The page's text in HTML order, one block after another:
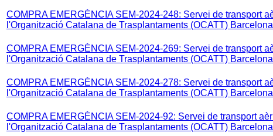
COMPRA EMERGÈNCIA SEM-2024-248: Servei de transport
l'Organització Catalana de Trasplantaments (OCATT)
COMPRA EMERGÈNCIA SEM-2024-269: Servei de transport
l'Organització Catalana de Trasplantaments (OCATT)
COMPRA EMERGÈNCIA SEM-2024-278: Servei de transport
l'Organització Catalana de Trasplantaments (OCATT)
COMPRA EMERGÈNCIA SEM-2024-92: Servei de transport
l'Organització Catalana de Trasplantaments (OCATT)